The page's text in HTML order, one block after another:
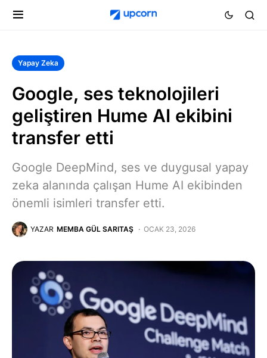
Yapay Zeka
Google, ses teknolojileri
geliştiren Hume AI ekibini
transfer etti
Google DeepMind, ses ve duygusal yapay
zeka alanında çalışan Hume AI ekibinden
önemli isimleri transfer etti.
YAZAR MEMBA GÜL SARITAŞ OCAK 23, 2026